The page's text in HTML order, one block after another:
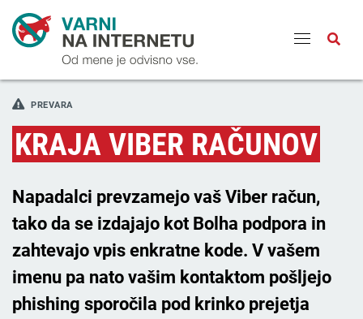
PREVARA
KRAJA VIBER RAČUNOV
Napadalci prevzamejo vaš Viber račun,
tako da se izdajajo kot Bolha podpora in
zahtevajo vpis enkratne kode. V vašem
imenu pa nato vašim kontaktom pošljejo
phishing sporočila pod krinko prejetja